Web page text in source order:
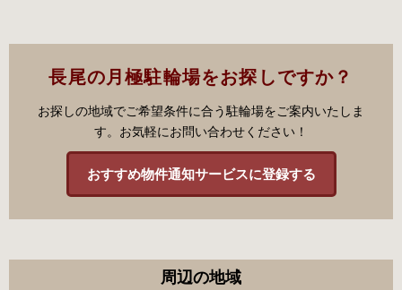
長尾の月極駐輪場をお探しですか？
お探しの地域でご希望条件に合う駐輪場をご案内いたしま
す。お気軽にお問い合わせください！
おすすめ物件通知サービスに登録する
周辺の地域